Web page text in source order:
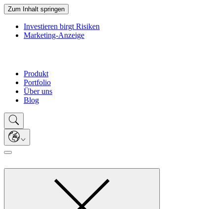
Zum Inhalt springen
Investieren birgt Risiken
Marketing-Anzeige
Produkt
Portfolio
Über uns
Blog